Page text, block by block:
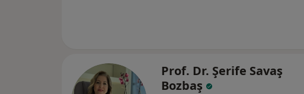
Prof. Dr. Şerife Savaş
Bozbaş